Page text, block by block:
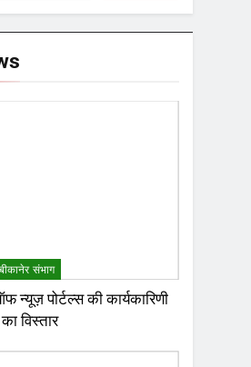
बीकानेर संभाग
न्यूज़ पोर्टल्स की कार्यकारिणी
का विस्तार